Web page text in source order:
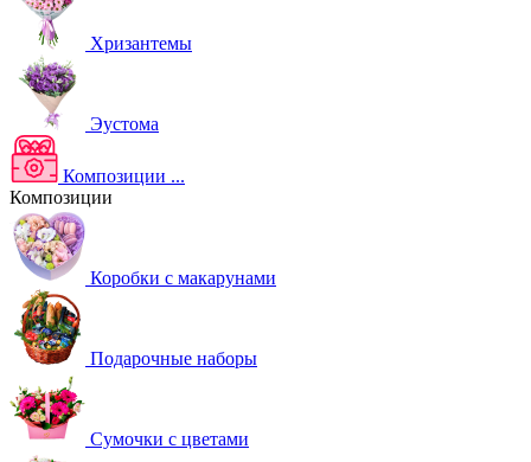
Хризантемы
Эустома
Композиции ...
Композиции
Коробки с макарунами
Подарочные наборы
Сумочки с цветами